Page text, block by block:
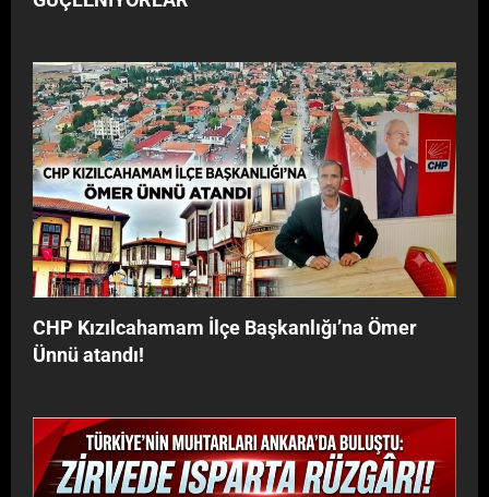
CHP Kızılcahamam İlçe Başkanlığı’na Ömer
Ünnü atandı!